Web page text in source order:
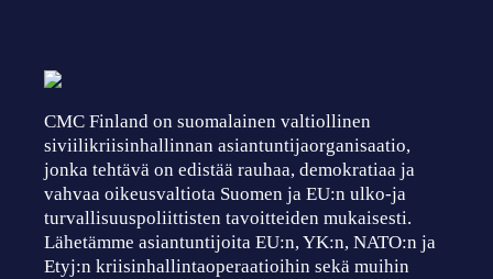
CMC Finland on suomalainen valtiollinen
siviilikriisinhallinnan asiantuntijaorganisaatio,
jonka tehtävä on edistää rauhaa, demokratiaa ja
vahvaa oikeusvaltiota Suomen ja EU:n ulko-ja
turvallisuuspoliittisten tavoitteiden mukaisesti.
Lähetämme asiantuntijoita EU:n, YK:n, NATO:n ja
Etyj:n kriisinhallintaoperaatioihin sekä muihin